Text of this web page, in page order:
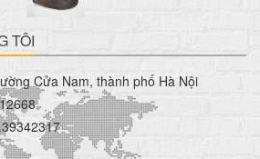
TÔI
Cửa Nam, thành phố Hà Nội